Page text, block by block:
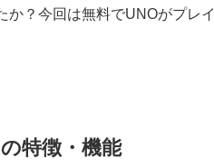
か？今回は無料でUNOがプレ
特徴・機能